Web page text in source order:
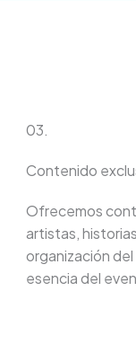
03.
Contenido
Ofrecemos
artistas,
organización
esencia del